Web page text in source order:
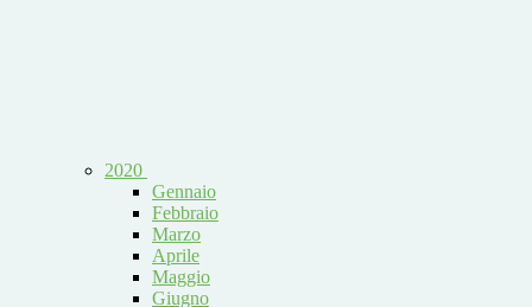
2020
Gennaio
Febbraio
Marzo
Aprile
Maggio
Giugno